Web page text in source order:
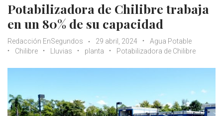
Potabilizadora de Chilibre trabaja
en un 80% de su capacidad
Redacción EnSegundos 29 abril, 2024
Agua Potable
Chilibre
Lluvias planta Potabilizadora de Chilibre